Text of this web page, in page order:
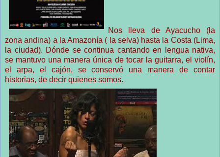
Nos lleva de Ayacucho (la
zona andina) a la Amazonía ( la selva) hasta la Costa (Lima,
la ciudad). Dónde se continua cantando en lengua nativa,
se mantuvo una manera única de tocar la guitarra, el violín,
el arpa, el cajón, se conservó una manera de contar
historias, de decir quienes somos.